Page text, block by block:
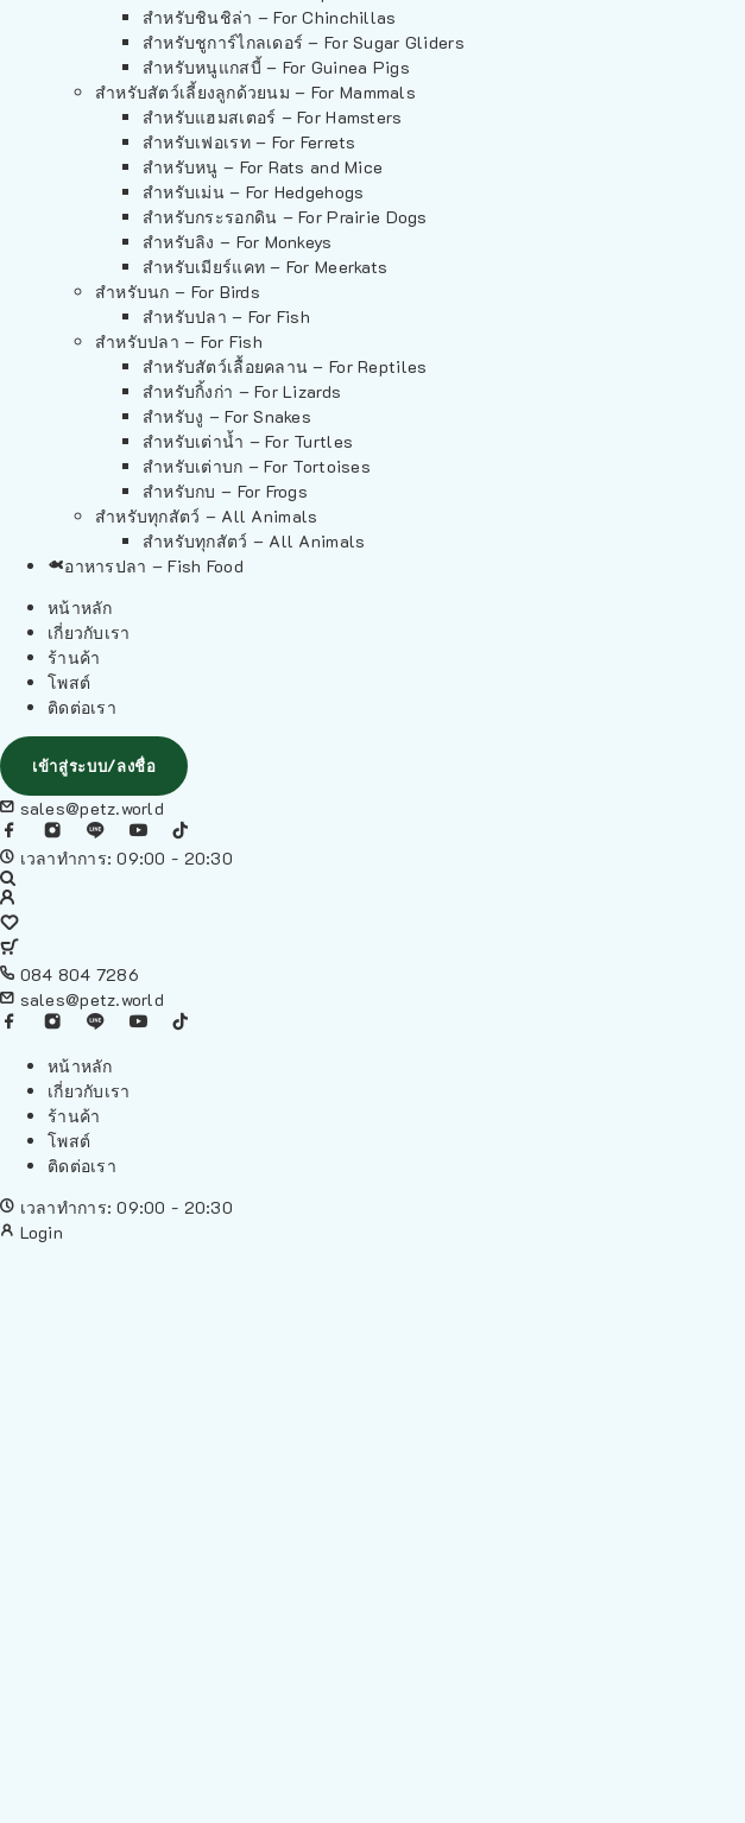
สำหรับชินชิล่า – For Chinchillas
สำหรับชูการ์ไกลเดอร์ – For Sugar Gliders
สำหรับหนูแกสบี้ – For Guinea Pigs
สำหรับสัตว์เลี้ยงลูกด้วยนม – For Mammals
สำหรับแฮมสเตอร์ – For Hamsters
สำหรับเฟอเรท – For Ferrets
สำหรับหนู – For Rats and Mice
สำหรับเม่น – For Hedgehogs
สำหรับกระรอกดิน – For Prairie Dogs
สำหรับลิง – For Monkeys
สำหรับเมียร์แคท – For Meerkats
สำหรับนก – For Birds
สำหรับปลา – For Fish
สำหรับปลา – For Fish
สำหรับสัตว์เลื้อยคลาน – For Reptiles
สำหรับกิ้งก่า – For Lizards
สำหรับงู – For Snakes
สำหรับเต่าน้ำ – For Turtles
สำหรับเต่าบก – For Tortoises
สำหรับกบ – For Frogs
สำหรับทุกสัตว์ – All Animals
สำหรับทุกสัตว์ – All Animals
อาหารปลา – Fish Food
หน้าหลัก
เกี่ยวกับเรา
ร้านค้า
โพสต์
ติดต่อเรา
เข้าสู่ระบบ/ลงชื่อ
sales@petz.world
เวลาทำการ: 09:00 - 20:30
084 804 7286
sales@petz.world
หน้าหลัก
เกี่ยวกับเรา
ร้านค้า
โพสต์
ติดต่อเรา
เวลาทำการ: 09:00 - 20:30
Login